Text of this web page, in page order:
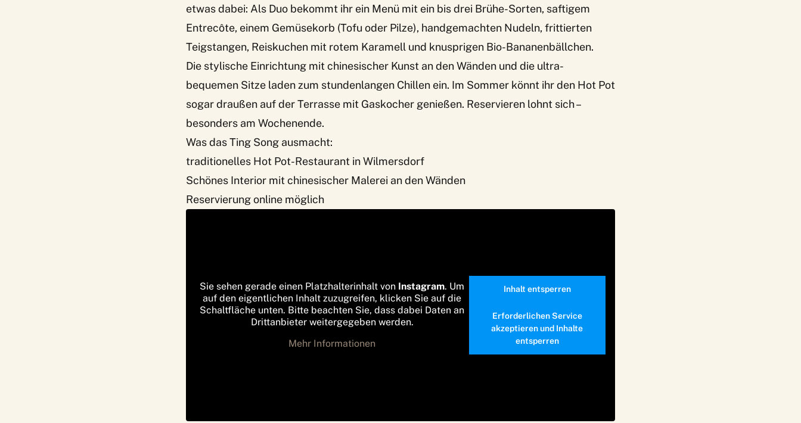
etwas dabei: Als Duo bekommt ihr ein Menü mit ein bis drei Brühe-Sorten, saftigem
Entrecôte, einem Gemüsekorb (Tofu oder Pilze), handgemachten Nudeln, frittierten
Teigstangen, Reiskuchen mit rotem Karamell und knusprigen Bio-Bananenbällchen.
Die stylische Einrichtung mit chinesischer Kunst an den Wänden und die ultra-
bequemen Sitze laden zum stundenlangen Chillen ein. Im Sommer könnt ihr den Hot Pot
sogar draußen auf der Terrasse mit Gaskocher genießen. Reservieren lohnt sich –
besonders am Wochenende.
Was das Ting Song ausmacht:
traditionelles Hot Pot-Restaurant in Wilmersdorf
Schönes Interior mit chinesischer Malerei an den Wänden
Reservierung online möglich
Sie sehen gerade einen Platzhalterinhalt von Instagram. Um
auf den eigentlichen Inhalt zuzugreifen, klicken Sie auf die
Schaltfläche unten. Bitte beachten Sie, dass dabei Daten an
Drittanbieter weitergegeben werden.
Mehr Informationen
Inhalt entsperren
Erforderlichen Service
akzeptieren und Inhalte
entsperren